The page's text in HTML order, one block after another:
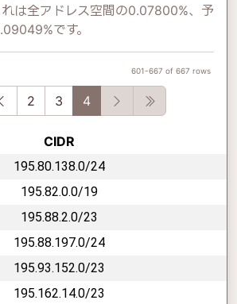
れは全アドレス空間の0.07800%、予
です。
601-667 of 667 rows
Previous
2 3 4 Next
CIDR
195.80.138.0/24
195.82.0.0/19
195.88.2.0/23
195.88.197.0/24
195.93.152.0/23
195.162.14.0/23